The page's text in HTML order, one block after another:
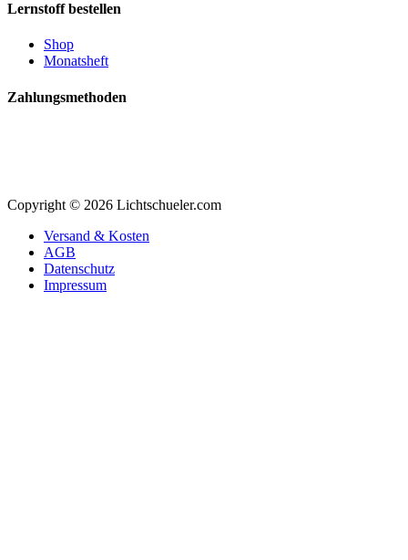
Lernstoff bestellen
Shop
Monatsheft
Zahlungsmethoden
Copyright © 2026 Lichtschueler.com
Versand & Kosten
AGB
Datenschutz
Impressum